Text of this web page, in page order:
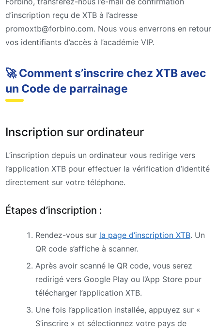
d’inscription reçu de XTB à l’adresse
promoxtb@forbino.com. Nous vous enverrons en retour
vos identifiants d’accès à l’académie VIP.
🚀 Comment s’inscrire chez XTB avec
un Code de parrainage
Inscription sur ordinateur
L’inscription depuis un ordinateur vous redirige vers
l’application XTB pour effectuer la vérification d’identité
directement sur votre téléphone.
Étapes d’inscription :
Rendez-vous sur la page d’inscription XTB. Un
QR code s’affiche à scanner.
Après avoir scanné le QR code, vous serez
redirigé vers Google Play ou l’App Store pour
télécharger l’application XTB.
Une fois l’application installée, appuyez sur «
S’inscrire » et sélectionnez votre pays de